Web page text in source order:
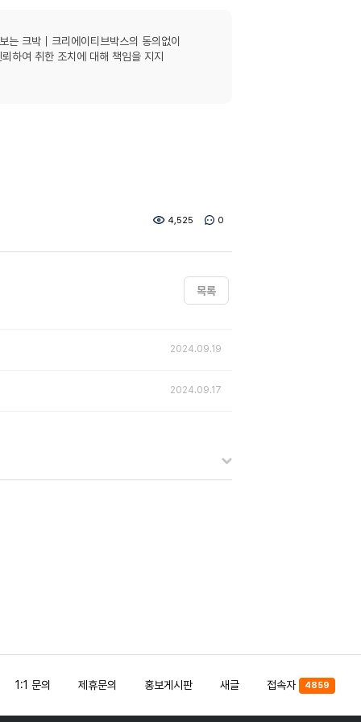
크박｜크리에이티브박스의 동의없이
하여 취한 조치에 대해 책임을 지지
4,525 0
목록
2024.09.19
2024.09.17
1:1 문의 제휴문의 홍보게시판 새글 접속자 4859